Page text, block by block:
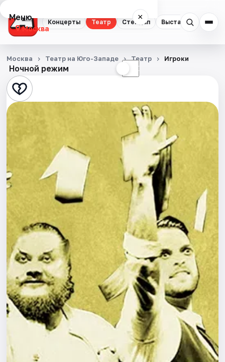
Концерты Театр Стендап Выставки
Меню ×
Москва
Концерты
Театр
Стендап
Экскурсии
События
Города
Площадки
Артисты
Рейтинги
Ночной режим ☾
Москва Театр на Юго-Западе Театр Игроки